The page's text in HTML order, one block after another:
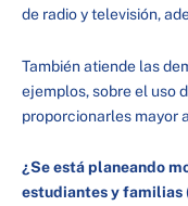
de radio y televisión,
También atiende las
ejemplos, sobre el uso
proporcionarles mayor
¿Se está planeando
estudiantes y familias